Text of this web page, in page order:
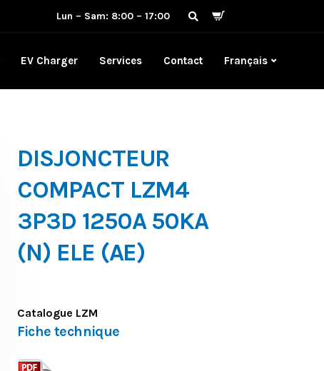
Lun – Sam: 8:00 – 17:00
EV Charger Services Contact Français
DISJONCTEUR
COMPACT LZM4
3P3D 1250A 50KA
(N) ELE (AE)
Catalogue LZM
Fiche technique